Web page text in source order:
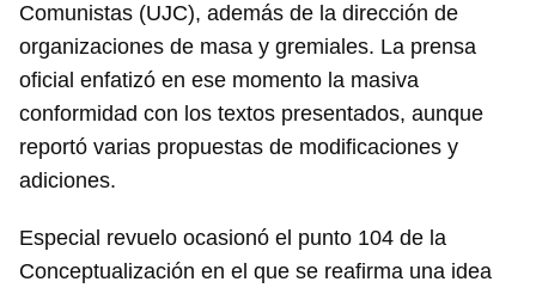
Comunistas (UJC), además de la dirección de
organizaciones de masa y gremiales. La prensa
oficial enfatizó en ese momento la masiva
conformidad con los textos presentados, aunque
reportó varias propuestas de modificaciones y
adiciones.
Especial revuelo ocasionó el punto 104 de la
Conceptualización en el que se reafirma una idea